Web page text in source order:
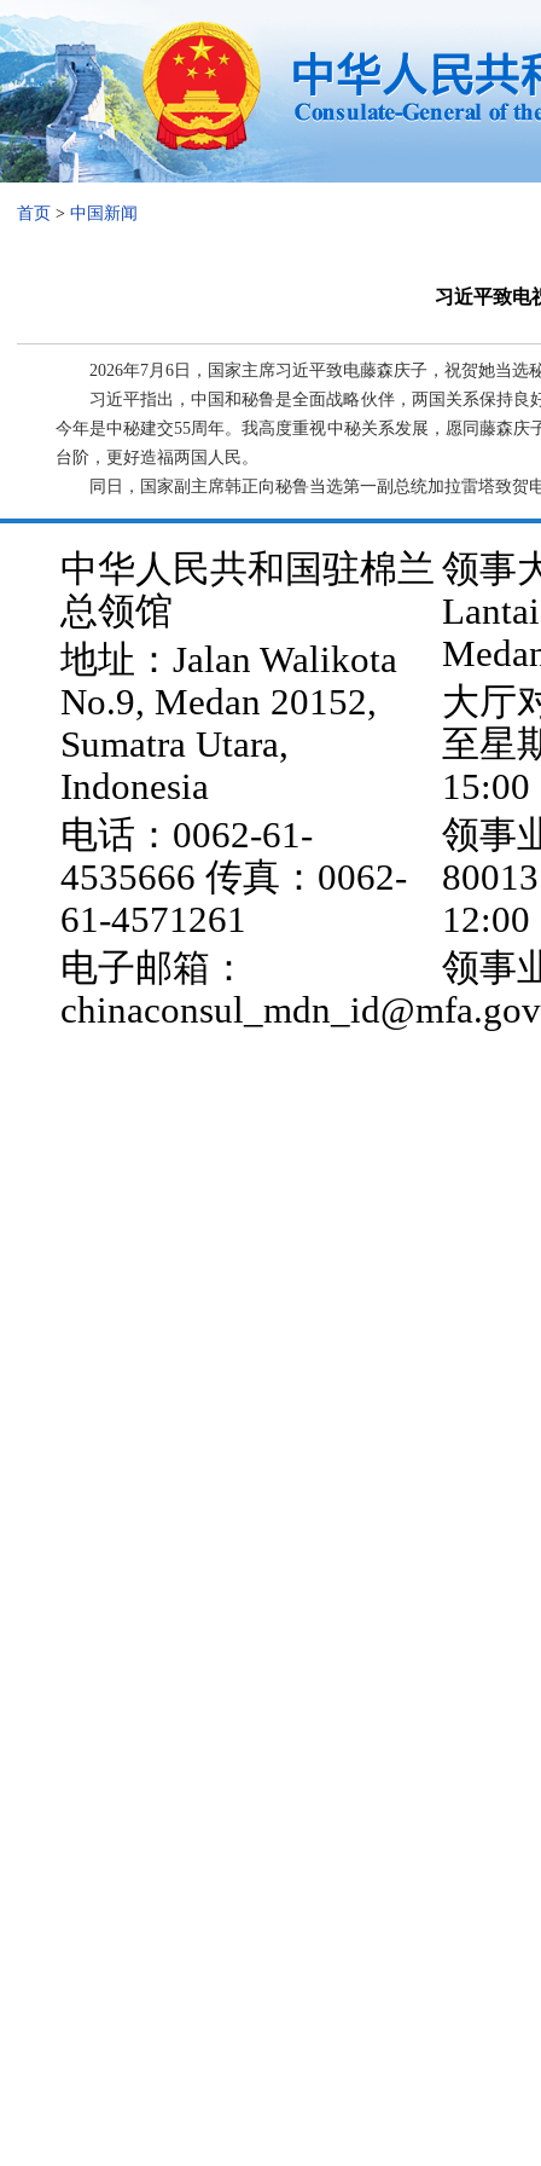
首页 > 中国新闻
习近平致电
2026年7月6日，国家主席习近平致电藤森庆子，祝贺她当选
习近平指出，中国和秘鲁是全面战略伙伴，两国关系保持
今年是中秘建交55周年。我高度重视中秘关系发展，愿同藤森
台阶，更好造福两国人民。
同日，国家副主席韩正向秘鲁当选第一副总统加拉雷塔致贺
中华人民共和国驻棉兰
总领馆
地址：Jalan Walikota
No.9, Medan 20152,
Sumatra Utara,
Indonesia
电话：0062-61-
4535666 传真：0062-
61-4571261
电子邮箱：
领事
大厅
至星
15:00
领事
领事